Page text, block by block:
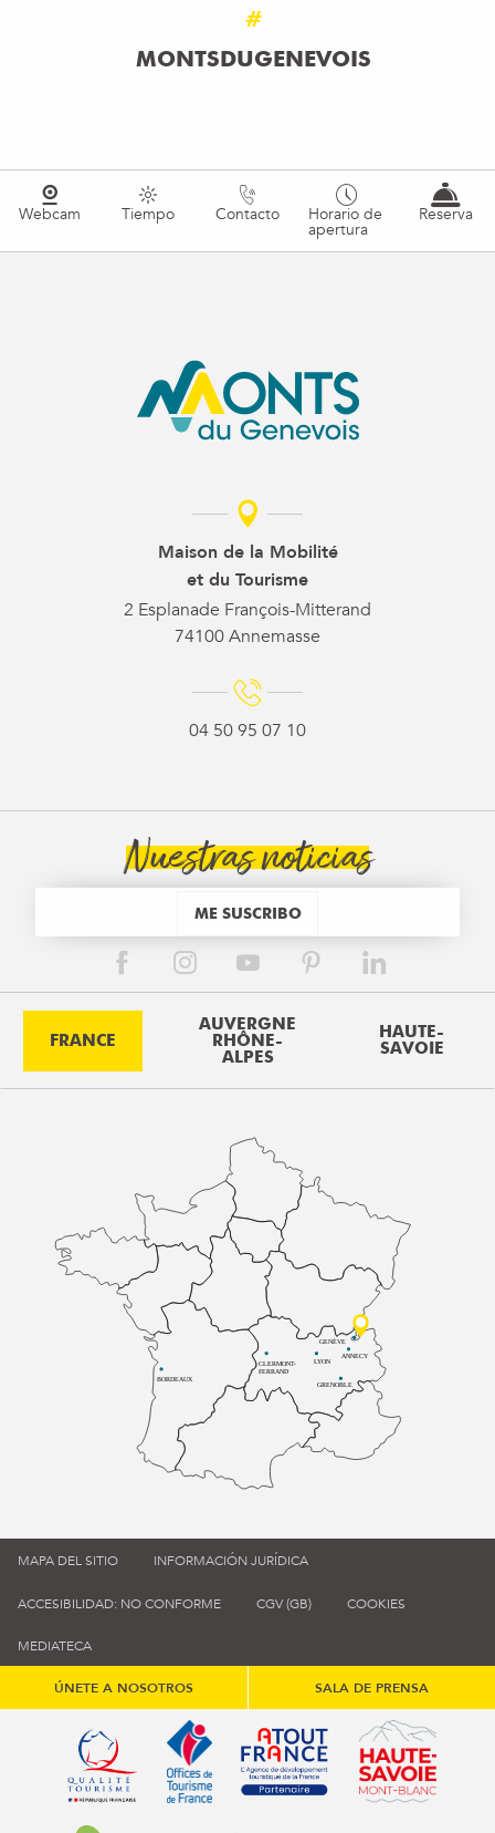
#
MONTSDUGENEVOIS
Webcam Tiempo Contacto Horario de
apertura
Reserva
Maison de la Mobilité
et du Tourisme
2 Esplanade François-Mitterand
74100 Annemasse
04 50 95 07 10
Nuestras noticias
ME SUSCRIBO
FRANCE
AUVERGNE
RHÔNE-
ALPES
HAUTE-
SAVOIE
BORDEAUX
CLERMONT-
FERRAND
LYON
ANNECY
GRENOBLE
GENÈVE
MAPA DEL SITIO INFORMACIÓN JURÍDICA
ACCESIBILIDAD: NO CONFORME CGV (GB) COOKIES
MEDIATECA
ÚNETE A NOSOTROS SALA DE PRENSA
Qualité tourisme (s'ouvre dans une nouvelle fenêtre)
Office de tourisme de France (s'ouvre
Atout France (s'ouvre dans